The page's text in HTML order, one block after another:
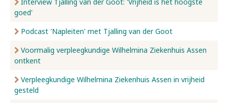
goed'
Podcast 'Napleiten' met Tjalling van der Goot
Voormalig verpleegkundige Wilhelmina Ziekenhuis Assen
ontkent
Verpleegkundige Wilhelmina Ziekenhuis Assen in vrijheid
gesteld